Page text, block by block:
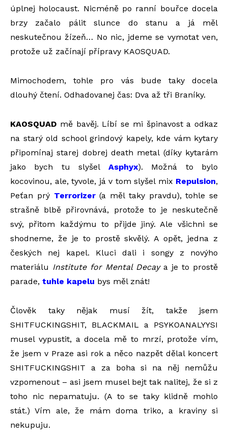
úplnej holocaust. Nicméně po ranní bouřce docela
brzy začalo pálit slunce do stanu a já měl
neskutečnou žízeň… No nic, jdeme se vymotat ven,
protože už začínají přípravy KAOSQUAD.
Mimochodem, tohle pro vás bude taky docela
dlouhý čtení. Odhadovanej čas: Dva až tři Braníky.
KAOSQUAD mě bavěj. Líbí se mi špinavost a odkaz
na starý old school grindový kapely, kde vám kytary
připomínaj starej dobrej death metal (díky kytarám
jako bych tu slyšel Asphyx). Možná to bylo
kocovinou, ale, tyvole, já v tom slyšel mix Repulsion,
Peťan prý Terrorizer(a měl taky pravdu), tohle se
strašně blbě přirovnává, protože to je neskutečně
svý, přitom každýmu to přijde jiný. Ale všichni se
shodneme, že je to prostě skvělý. A opět, jedna z
českých nej kapel. Kluci dali i songy z novýho
materiálu Institute for Mental Decaya je to prostě
parade, tuhle kapelu bys měl znát!
Člověk taky nějak musí žít, takže jsem
SHITFUCKINGSHIT, BLACKMAIL a PSYKOANALYYSI
musel vypustit, a docela mě to mrzí, protože vím,
že jsem v Praze asi rok a něco nazpět dělal koncert
SHITFUCKINGSHIT a za boha si na něj nemůžu
vzpomenout – asi jsem musel bejt tak nalitej, že si z
toho nic nepamatuju. (A to se taky klidně mohlo
stát.) Vím ale, že mám doma triko, a kraviny si
nekupuju.